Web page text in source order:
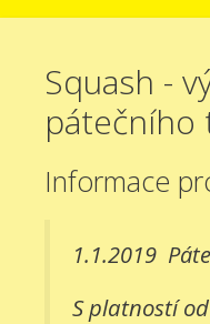
Squash -
pátečního
Informace
1.1.2019
S platností